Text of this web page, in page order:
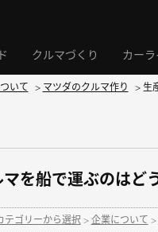
クルマづくり カー
いて > マツダのクルマ作り > 生
を船で運ぶのはど
テゴリーから選択 > 企業について >